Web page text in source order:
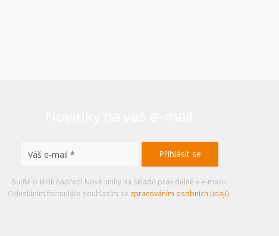
Buďte o krok napřed! Nové knihy na skladě pravidelně v e-mailu.
Odesláním formuláře souhlasím se zpracováním osobních údajů.